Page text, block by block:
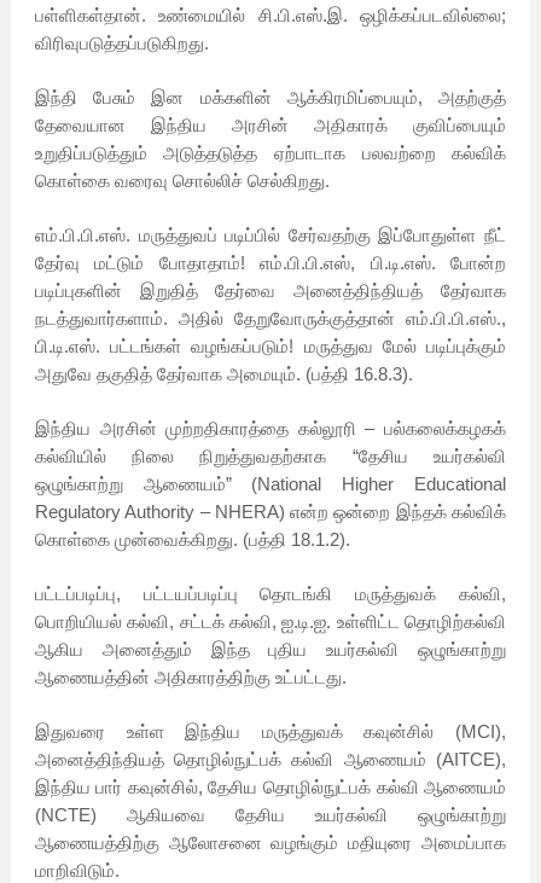
பள்ளிகள்தான். உண்மையில் சி.பி.எஸ்.இ. ஒழிக்கப்படவில்லை;
விரிவுபடுத்தப்படுகிறது.
இந்தி பேசும் இன மக்களின் ஆக்கிரமிப்பையும், அதற்குத்
தேவையான இந்திய அரசின் அதிகாரக் குவிப்பையும்
உறுதிப்படுத்தும் அடுத்தடுத்த ஏற்பாடாக பலவற்றை கல்விக்
கொள்கை வரைவு சொல்லிச் செல்கிறது.
எம்.பி.பி.எஸ். மருத்துவப் படிப்பில் சேர்வதற்கு இப்போதுள்ள நீட்
தேர்வு மட்டும் போதாதாம்! எம்.பி.பி.எஸ், பி.டி.எஸ். போன்ற
படிப்புகளின் இறுதித் தேர்வை அனைத்திந்தியத் தேர்வாக
நடத்துவார்களாம். அதில் தேறுவோருக்குத்தான் எம்.பி.பி.எஸ்.,
பி.டி.எஸ். பட்டங்கள் வழங்கப்படும்! மருத்துவ மேல் படிப்புக்கும்
அதுவே தகுதித் தேர்வாக அமையும். (பத்தி 16.8.3).
இந்திய அரசின் முற்றதிகாரத்தை கல்லூரி – பல்கலைக்கழகக்
கல்வியில் நிலை நிறுத்துவதற்காக “தேசிய உயர்கல்வி
ஒழுங்காற்று ஆணையம்” (National Higher Educational
Regulatory Authority – NHERA) என்ற ஒன்றை இந்தக் கல்விக்
கொள்கை முன்வைக்கிறது. (பத்தி 18.1.2).
பட்டப்படிப்பு, பட்டயப்படிப்பு தொடங்கி மருத்துவக் கல்வி,
பொறியியல் கல்வி, சட்டக் கல்வி, ஐ.டி.ஐ. உள்ளிட்ட தொழிற்கல்வி
ஆகிய அனைத்தும் இந்த புதிய உயர்கல்வி ஒழுங்காற்று
ஆணையத்தின் அதிகாரத்திற்கு உட்பட்டது.
இதுவரை உள்ள இந்திய மருத்துவக் கவுன்சில் (MCI),
அனைத்திந்தியத் தொழில்நுட்பக் கல்வி ஆணையம் (AITCE),
இந்திய பார் கவுன்சில், தேசிய தொழில்நுட்பக் கல்வி ஆணையம்
(NCTE) ஆகியவை தேசிய உயர்கல்வி ஒழுங்காற்று
ஆணையத்திற்கு ஆலோசனை வழங்கும் மதியுரை அமைப்பாக
மாறிவிடும்.